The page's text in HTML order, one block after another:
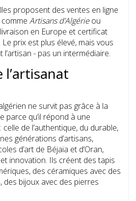
proposent des ventes en ligne
Artisans d’Algérieou
en Europe et certificat
Le prix est plus élevé, mais vous
- pas un intermédiaire.
ne survit pas grâce à la
parce qu’il répond à une
de l’authentique, du durable,
générations d’artisans,
d’art de Béjaïa et d’Oran,
innovation. Ils créent des tapis
des céramiques avec des
des bijoux avec des pierres